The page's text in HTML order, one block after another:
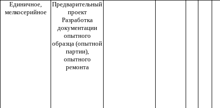
Единичное,
мелкосерийное
Предварительный
проект
Разработка
документации
опытного
образца (опытной
партии),
опытного
ремонта